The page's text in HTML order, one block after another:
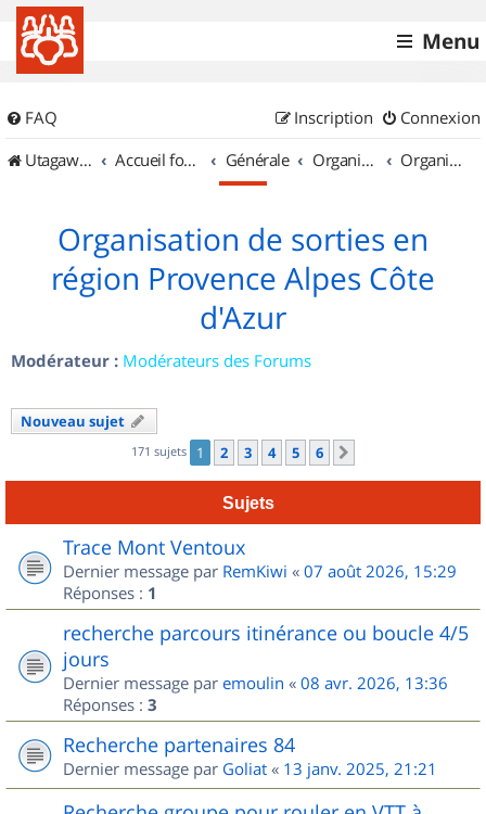
Menu
FAQ Connexion
Inscription
UtagawaVTT (Randos VTT et VTTAE avec traces GPS)
Accueil forum Générale Organisation de sorties & Recherche de partenaires Organisation de sorties en région Provence Alpes Côte d'Azur
Organisation de sorties en
région Provence Alpes Côte
d'Azur
Modérateur : Modérateurs des Forums
Nouveau sujet
171 sujets 1 2 3 4 5 6
Sujets
Trace Mont Ventoux
Dernier message par RemKiwi « 07 août 2026, 15:29
Réponses : 1
recherche parcours itinérance ou boucle 4/5
jours
Dernier message par emoulin « 08 avr. 2026, 13:36
Réponses : 3
Recherche partenaires 84
Dernier message par Goliat « 13 janv. 2025, 21:21